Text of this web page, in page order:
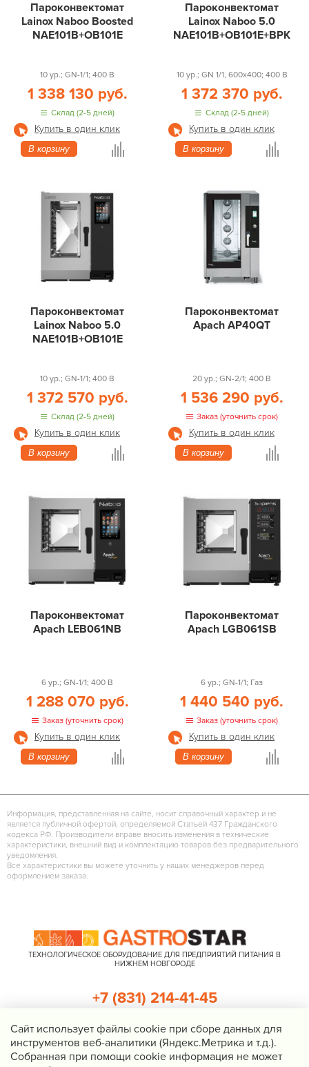
Пароконвектомат
Lainox Naboo Boosted
NAE101B+OB101E
10 ур.; GN-1/1; 400 В
1 338 130 руб.
Склад (2-5 дней)
Купить в один клик
В корзину
Пароконвектомат
Lainox Naboo 5.0
NAE101B+OB101E+BPK
10 ур.; GN 1/1, 600x400; 400 В
1 372 370 руб.
Склад (2-5 дней)
Купить в один клик
В корзину
Пароконвектомат
Lainox Naboo 5.0
NAE101B+OB101E
10 ур.; GN-1/1; 400 В
1 372 570 руб.
Склад (2-5 дней)
Купить в один клик
В корзину
Пароконвектомат
Apach AP40QT
20 ур.; GN-2/1; 400 В
1 536 290 руб.
Заказ (уточнить срок)
Купить в один клик
В корзину
Пароконвектомат
Apach LEB061NB
6 ур.; GN-1/1; 400 В
1 288 070 руб.
Заказ (уточнить срок)
Купить в один клик
В корзину
Пароконвектомат
Apach LGB061SB
6 ур.; GN-1/1; Газ
1 440 540 руб.
Заказ (уточнить срок)
Купить в один клик
В корзину
Информация, представленная на сайте, носит справочный характер и не
является публичной офертой, определяемой Статьей 437 Гражданского
кодекса РФ. Производители вправе вносить изменения в технические
характеристики, внешний вид и комплектацию товаров без предварительного
уведомления.
Все характеристики вы можете уточнить у наших менеджеров перед
оформлением заказа.
ТЕХНОЛОГИЧЕСКОЕ ОБОРУДОВАНИЕ ДЛЯ ПРЕДПРИЯТИЙ ПИТАНИЯ В
НИЖНЕМ НОВГОРОДЕ
+7 (831) 214-41-45
Перезвоните мне
Cайт использует файлы cookie при сборе данных для
инструментов веб-аналитики (Яндекс.Метрика и т.д.).
Собранная при помощи cookie информация не может